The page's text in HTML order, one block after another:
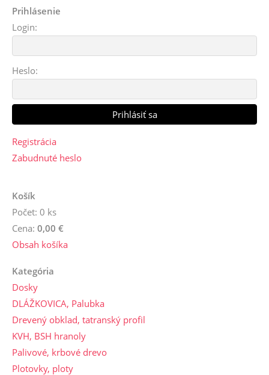
Prihlásenie
Login:
Heslo:
Registrácia
Zabudnuté heslo
Košík
Počet: 0 ks
Cena: 0,00 €
Obsah košíka
Kategória
Dosky
DLÁŽKOVICA, Palubka
Drevený obklad, tatranský profil
KVH, BSH hranoly
Palivové, krbové drevo
Plotovky, ploty